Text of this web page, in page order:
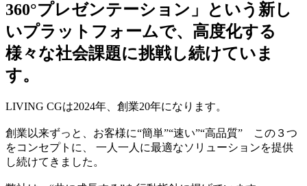
360°プレゼンテーション」という新し
いプラットフォームで、高度化する
様々な社会課題に挑戦し続けていま
す。
LIVING CGは2024年、創業20年になります。
創業以来ずっと、お客様に“簡単”“速い”“高品質” この３つ
をコンセプトに、 一人一人に最適なソリューションを提供
し続けてきました。